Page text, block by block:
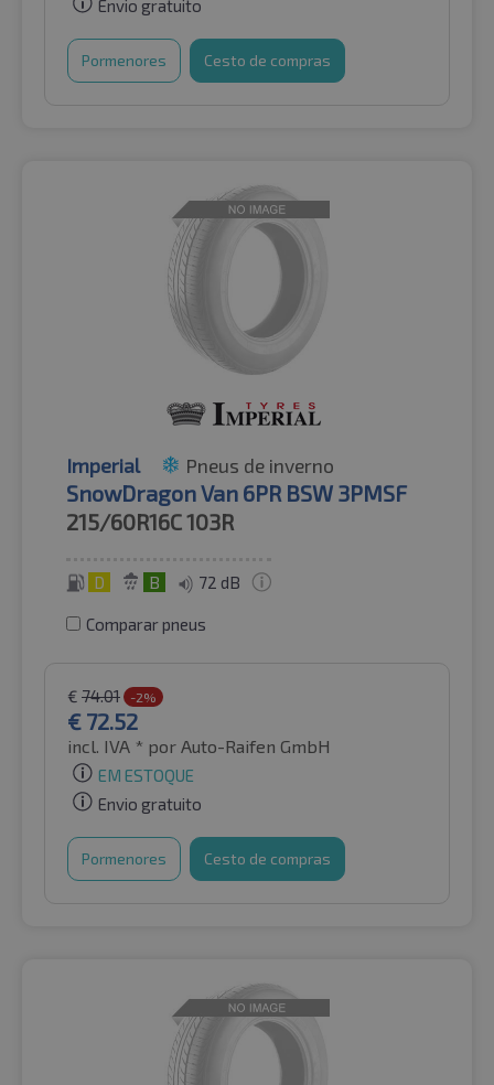
Envio gratuito
Pormenores Cesto de compras
Imperial Pneus de inverno
SnowDragon Van 6PR BSW 3PMSF
215/60R16C103R
D B 72 dB
Comparar pneus
€ 74.01 -2%
€ 72.52
incl. IVA * por Auto-Raifen GmbH
EM ESTOQUE
Envio gratuito
Pormenores Cesto de compras